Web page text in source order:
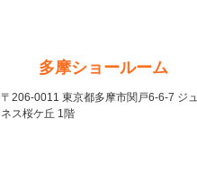
多摩ショールーム
〒206-0011 東京都多摩市関戸6-6-7 ジュ
ネス桜ケ丘 1階